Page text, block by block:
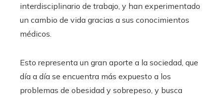
interdisciplinario de trabajo, y han experimentado
un cambio de vida gracias a sus conocimientos
médicos.
Esto representa un gran aporte a la sociedad, que
día a día se encuentra más expuesto a los
problemas de obesidad y sobrepeso, y busca